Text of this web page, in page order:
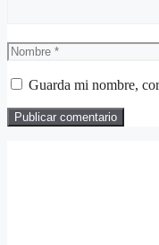
Nombre
Guarda mi nombre,